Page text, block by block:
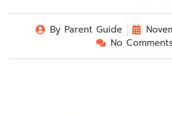
By Parent Guide
No